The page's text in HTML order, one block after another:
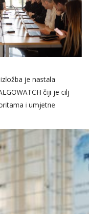
je nastala
čiji je cilj
i umjetne